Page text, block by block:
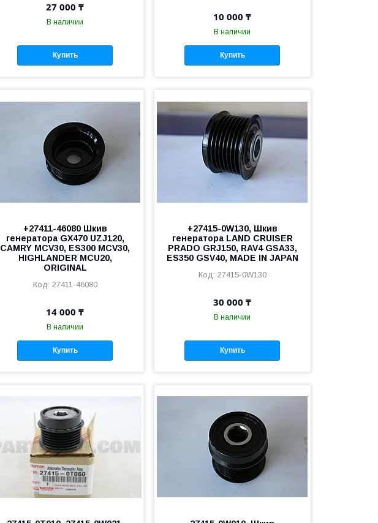
27 000 ₸
В наличии
Купить
10 000 ₸
В наличии
Купить
+27411-46080 Шкив
генератора GX470 UZJ120,
CAMRY MCV30, ES300 MCV30,
HIGHLANDER MCU20,
ORIGINAL
27411-46080
14 000 ₸
В наличии
Купить
+27415-0W130, Шкив
генератора LAND CRUISER
PRADO GRJ150, RAV4 GSA33,
ES350 GSV40, MADE IN JAPAN
27415-0W130
30 000 ₸
В наличии
Купить